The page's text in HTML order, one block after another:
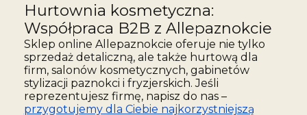
Hurtownia kosmetyczna:
Współpraca B2B z Allepaznokcie
Sklep online Allepaznokcie oferuje nie tylko
sprzedaż detaliczną, ale także hurtową dla
firm, salonów kosmetycznych, gabinetów
stylizacji paznokci i fryzjerskich. Jeśli
reprezentujesz firmę, napisz do nas –
przygotujemy dla Ciebie najkorzystniejszą